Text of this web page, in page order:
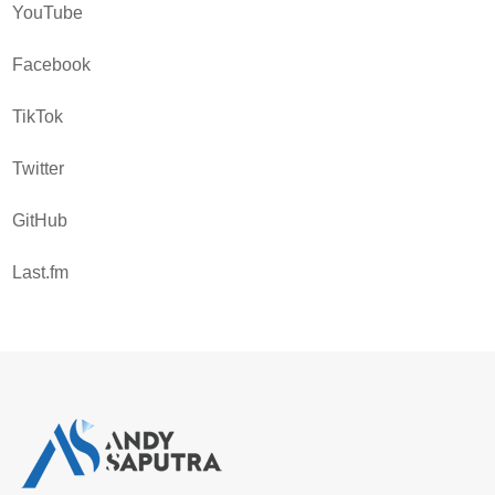
YouTube
Facebook
TikTok
Twitter
GitHub
Last.fm